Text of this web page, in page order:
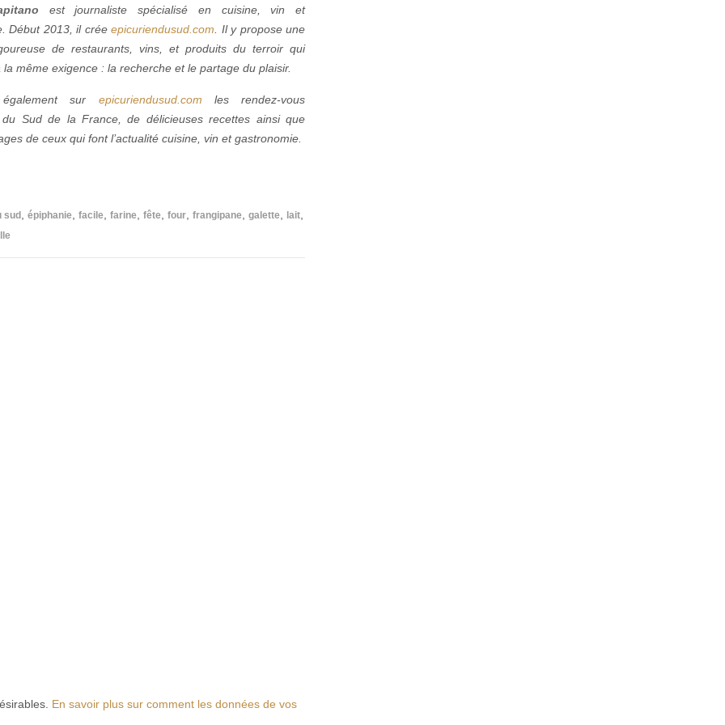
est journaliste spécialisé en cuisine, vin et
Début 2013, il créeepicuriendusud.com. Il y propose une
de restaurants, vins, et produits du terroir qui
même exigence : la recherche et le partage du plaisir.
également sur epicuriendusud.com les rendez-vous
du Sud de la France, de délicieuses recettes ainsi que
de ceux qui font l’actualité cuisine, vin et gastronomie.
sud épiphanie facile farine fête four frangipane galette lait
En savoir plus sur comment les données de vos